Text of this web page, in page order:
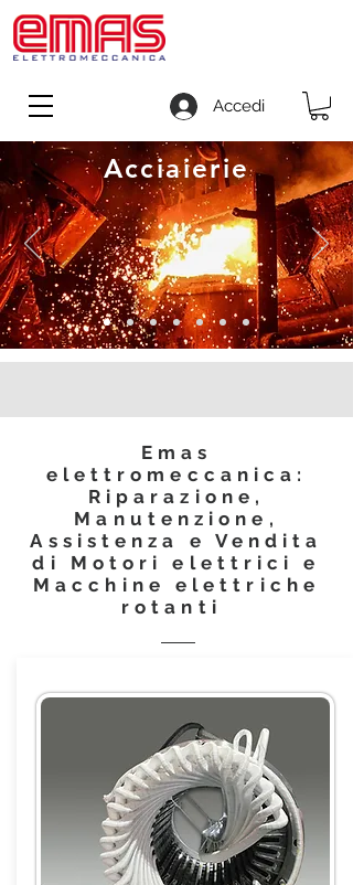
Accedi
Acciaierie
Emas
elettromeccanica:
Riparazione,
Manutenzione,
Assistenza e Vendita
di Motori elettrici e
Macchine elettriche
rotanti